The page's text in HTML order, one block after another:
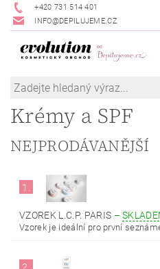
+420 731 514 401
INFO@DEPILUJEME.CZ
Krémy a SPF
NEJPRODÁVANĚJŠÍ
1.
VZOREK L.C.P. PARIS –
Vzorek je ideální pro první